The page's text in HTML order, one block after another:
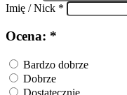
Imię / Nick *
Ocena: *
Bardzo dobrze
Dobrze
Dostatecznie